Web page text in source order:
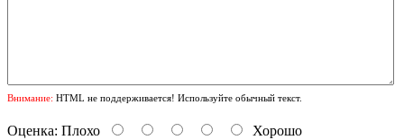
Внимание: HTML не поддерживается! Используйте обычный текст.
Оценка: Плохо Хорошо